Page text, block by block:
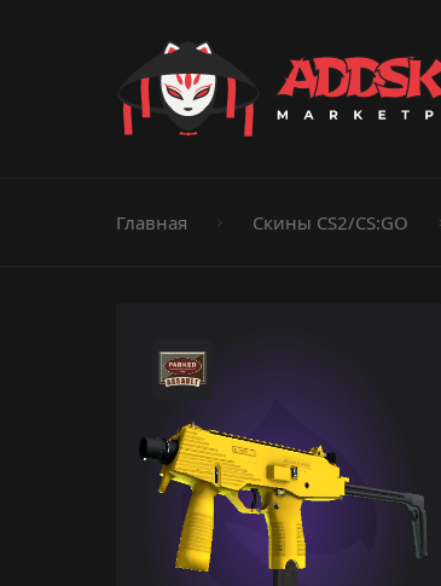
Пистолеты
Ножи
Штурмовые винтовки
Главная Скины CS2/CS:GO